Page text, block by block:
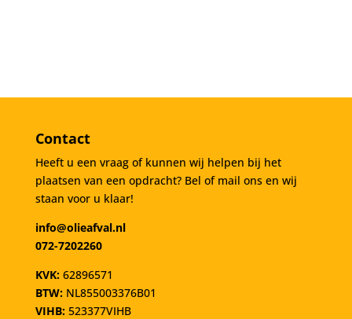
Contact
Heeft u een vraag of kunnen wij helpen bij het
plaatsen van een opdracht? Bel of mail ons en wij
staan voor u klaar!
info@olieafval.nl
072-7202260
KVK: 62896571
BTW: NL855003376B01
VIHB:523377VIHB